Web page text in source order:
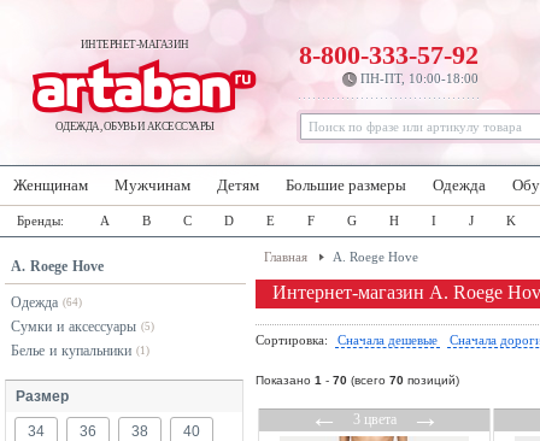
ИНТЕРНЕТ-МАГАЗИН
ОДЕЖДА, ОБУВЬ И АКСЕССУАРЫ
8-800-333-57-92
ПН-ПТ, 10:00-18:00
Женщинам Мужчинам Детям Большие размеры Одежда
Бренды: A B C D E F G H I J K
A. Roege Hove
Одежда (64)
Сумки и аксессуары (5)
Белье и купальники (1)
Размер
34 36 38 40
Главная A. Roege Hove
Интернет-магазин A. Roege
Сортировка: Сначала дешевые Сначала
Показано 1 - 70 (всего 70 позиций)
←3 цвета→